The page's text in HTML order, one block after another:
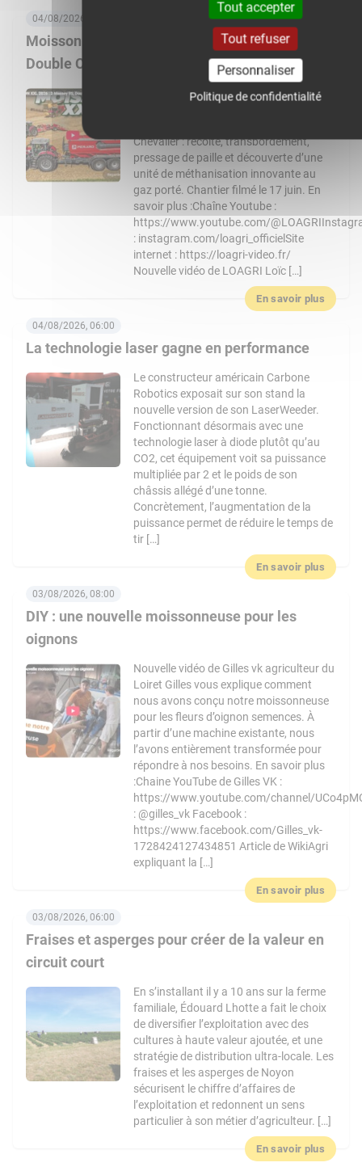
Moisson XXL 2026 : 3 Massey Ferguson 9S,
Double CR… Un chantier de folie !
04/08/2026, 08:00
Nouvelle vidéo de LOAGRI Loïc vous
Chevalier : récolte, transbordement,
pressage de paille et découverte d’une
unité de méthanisation innovante au
gaz porté. Chantier filmé le 17 juin. En
savoir plus :Chaîne Youtube :
https://www.youtube.com/
: instagram.com/loagri_officielSite
internet : https://loagri-video.fr/
Nouvelle vidéo de LOAGRI Loïc […]
En savoir plus
La technologie laser gagne en performance
04/08/2026, 06:00
Le constructeur américain Carbone
Robotics exposait sur son stand la
nouvelle version de son LaserWeeder.
Fonctionnant désormais avec une
technologie laser à diode plutôt qu’au
CO2, cet équipement voit sa puissance
multipliée par 2 et le poids de son
châssis allégé d’une tonne.
Concrètement, l’augmentation de la
puissance permet de réduire le temps de
tir […]
En savoir plus
DIY : une nouvelle moissonneuse pour les
oignons
03/08/2026, 08:00
Nouvelle vidéo de Gilles vk agriculteur du
Loiret Gilles vous explique comment
nous avons conçu notre moissonneuse
pour les fleurs d’oignon semences. À
partir d’une machine existante, nous
l’avons entièrement transformée pour
répondre à nos besoins. En savoir plus
:Chaine YouTube de Gilles VK :
https://www.youtube.com/channel/
: @gilles_vk Facebook :
https://www.facebook.com/Gilles_vk-
1728424127434851 Article de WikiAgri
expliquant la […]
En savoir plus
Fraises et asperges pour créer de la valeur en
circuit court
03/08/2026, 06:00
En s’installant il y a 10 ans sur la ferme
familiale, Édouard Lhotte a fait le choix
de diversifier l’exploitation avec des
cultures à haute valeur ajoutée, et une
stratégie de distribution ultra-locale. Les
fraises et les asperges de Noyon
sécurisent le chiffre d’affaires de
l’exploitation et redonnent un sens
particulier à son métier d’agriculteur. […]
En savoir plus
Tout accepter
Tout refuser
Personnaliser
Politique de confidentialité